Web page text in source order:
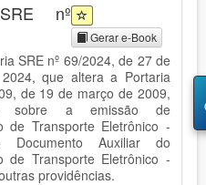
nº
Gerar e-Book
SRE nº 69/2024, de 27 de
que altera a Portaria
de 19 de março de 2009,
sobre a emissão de
de Transporte Eletrônico -
Auxiliar do
de Transporte Eletrônico -
providências.